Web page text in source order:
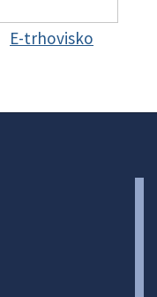
E-trhovisko